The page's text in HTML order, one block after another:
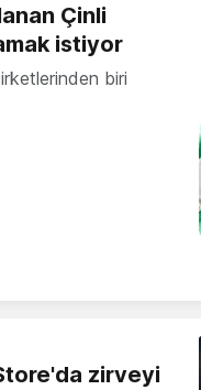
Çinli
istiyor
biri
zirveyi